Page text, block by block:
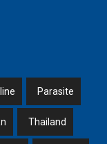
Parasite
Thailand